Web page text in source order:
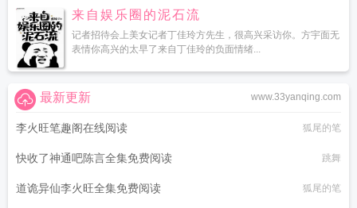
来自娱乐圈的泥石流
记者招待会上美女记者丁佳玲方先生，很高兴采访你。方宇面无
表情你高兴的太早了来自丁佳玲的负面情绪...
www.33yanqing.com
最新更新
李火旺笔趣阁在线阅读 狐尾的笔
快收了神通吧陈言全集免费阅读 跳舞
道诡异仙李火旺全集免费阅读 狐尾的笔